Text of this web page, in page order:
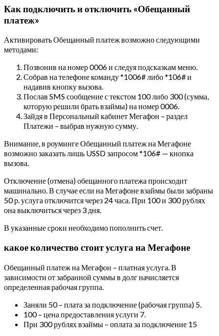
Как подключить и отключить «Обещанный
платеж»
Активировать Обещанный платеж возможно следующими
методами:
Позвонив на номер 0006 и следуя подсказкам меню.
Собрав на телефоне команду *1006# либо *106# и
надавив кнопку вызова.
Послав SMS сообщение с текстом 100 либо 300 (сумма,
которую решили брать взаймы) на номер 0006.
Зайдя в Персональный кабинет Мегафон – раздел
Платежи – выбрав нужную сумму.
Внимание, в роуминге Обещанный платеж на Мегафоне
возможно заказать лишь USSD запросом *106# — кнопка
вызова.
Отключение (отмена) обещанного платежа происходит
машинально. В случае если на Мегафоне взаймы были забраны
50 р. услуга отключится через 24 часа. При 100 и 300 рублях
она выключиться через 3 дня.
В указанные сроки необходимо пополнить счет.
какое количество стоит услуга на Мегафоне
Обещанный платеж на Мегафон – платная услуга. В
зависимости от забранной суммы в долг начисляется
определенная рабочая группа.
Заняли 50 – плата за подключение (рабочая группа) 5.
100 – цена предоставления услуги 7.
При 300 рублях взаймы – оплата за подключение 15